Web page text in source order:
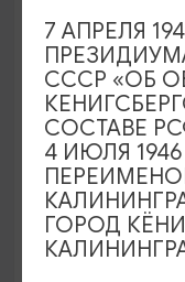
ЭКСКУРСИИ
Код города.
25.06.2026 -
Калининград,
ОТ 150₽
7 АПРЕЛЯ
СССР «ОБ
СОСТАВЕ
4 ИЮЛЯ
ГОРОД